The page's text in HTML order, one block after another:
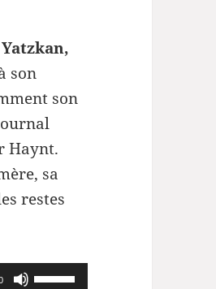
son
son
Haynt.
sa
restes
Utilisez